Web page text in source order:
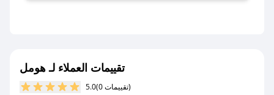
مع صحصح، تسوق بذكاء ووفّر على كل مشترياتك مع
تقييمات العملاء لـ هومل
5.0 (0 تقييمات)